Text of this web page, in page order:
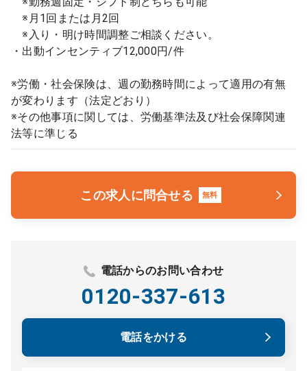
※月1回または月2回
※入り・明け時間調整ご相談ください。
・出動インセンティブ12,000円/件
※労働・社会保険は、週の勤務時間によって適用の有無
が変わります（法定どおり）
※その他事項に関しては、労働基準法及び社会保障関連
法等に準じる
この求人に問合せる 無料
電話からのお問い合わせ
0120-337-613
電話をかける